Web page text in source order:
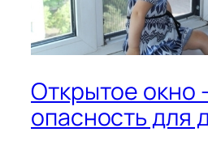
Открытое окно
опасность для